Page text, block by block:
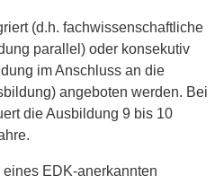
(d.h. fachwissenschaftliche
parallel) oder konsekutiv
im Anschluss an die
angeboten werden. Bei
die Ausbildung 9 bis 10
eines EDK-anerkannten